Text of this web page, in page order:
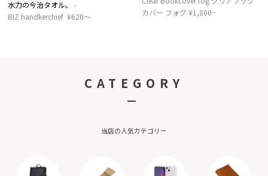
水力の今治タオル。
BIZ handkerchief ¥620～
カバー フォグ ¥1,800~
CATEGORY
－
当店の人気カテゴリー